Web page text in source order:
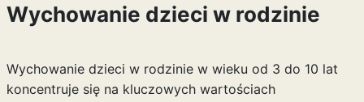
Wychowanie dzieci w rodzinie
Wychowanie dzieci w rodzinie w wieku od 3 do 10 lat
koncentruje się na kluczowych wartościach